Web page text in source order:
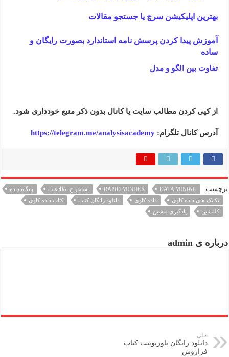
بهترین اپلیکیشن سرچ یا جستجو مقالات
آموزش پیدا کردن پرسش نامه استاندارد بصورت رایگان و
ساده
تفاوت بین الگو و مدل
از کپی کردن مطالب سایت یا کانال بدون ذکر منبع خودداری شود.
آدرس کانال تلگرام:https://telegram.me/analysisacademy
برچسب DATA MINING
RAPID MINDER استخراج اطلاعات
پایگاه داده
تکنیک های داده کاوی
داده کاوی دانلود رایگان کتاب
کتاب داده کاوی
کلمنتاین
یادگیری ماشین
درباره ی admin
قبلی
دانلود رایگان پاورپوینت کتاب
فراروش